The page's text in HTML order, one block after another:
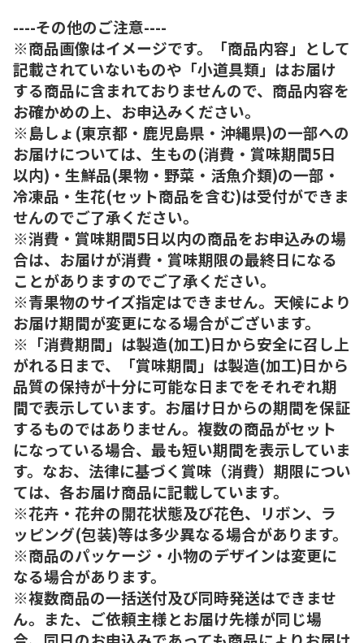
----その他のご注意----
※商品画像はイメージです。「商品内容」として
記載されていないものや「小道具類」はお届け
する商品に含まれておりませんので、商品内容を
お確かめの上、お申込みください。
※島しょ(東京都・鹿児島県・沖縄県)の一部への
お届けについては、生もの(消費・賞味期間5日
以内)・生鮮品(果物・野菜・活魚介類)の一部・
冷凍品・生花(セット商品を含む)は受付ができま
せんのでご了承ください。
※消費・賞味期間5日以内の商品をお申込みの場
合は、お届けが消費・賞味期限の最終日になる
ことがありますのでご了承ください。
※青果物のサイズ指定はできません。天候により
お届け期間が変更になる場合がございます。
※「消費期間」は製造(加工)日から安全に召し上
がれる日まで、「賞味期間」は製造(加工)日から
品質の保持が十分に可能な日までをそれぞれ期
間で表示しています。お届け日からの期間を保証
するものではありません。複数の商品がセット
になっている場合、最も短い期間を表示していま
す。なお、法律に基づく賞味（消費）期限につい
ては、各お届け商品に記載しています。
※花卉・花弁の開花状態及び花色、リボン、ラ
ッピング(包装)等は多少異なる場合があります。
※商品のパッケージ・小物のデザインは変更に
なる場合があります。
※複数商品の一括送付及び同時発送はできませ
ん。また、ご依頼主様とお届け先様が同じ場